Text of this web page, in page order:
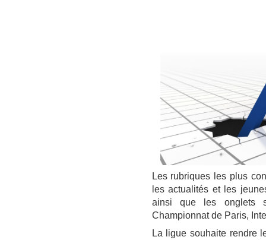
Les rubriques les plus
les actualités et les
ainsi que les onglets
Championnat de Paris,
La ligue souhaite rendre